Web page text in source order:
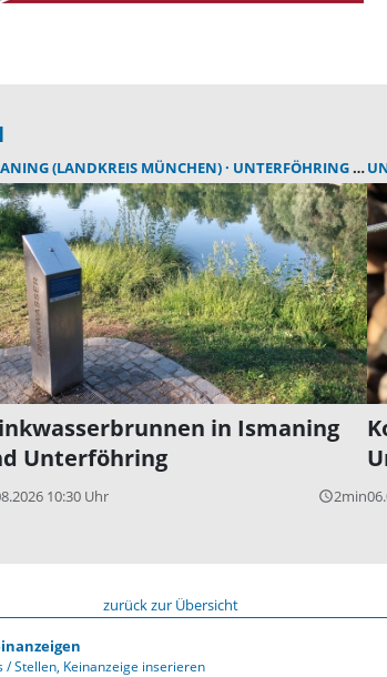
(LANDKREIS MÜNCHEN) UNTERFÖHRING (LANDKREIS MÜNCHEN)
in Ismaning
Unterföhring
10:30 Uhr query_builder2min
zurück zur Übersicht
/ Stellen Keinanzeige inserieren